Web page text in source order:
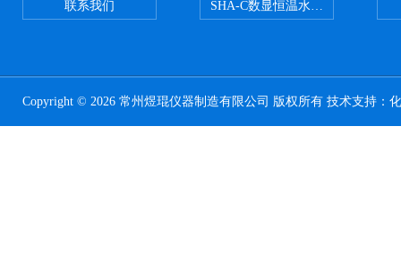
联系我们 SHA-C数显恒温水浴振荡器往复
Copyright © 2026 常州煜琨仪器制造有限公司 版权所有 技术支持：